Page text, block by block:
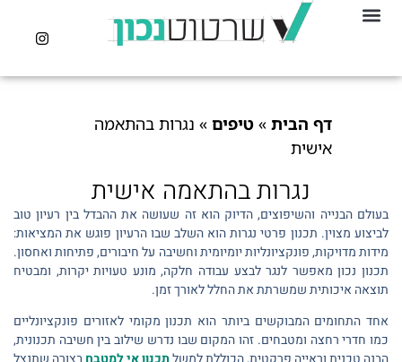
דף הבית» טיפים» נגרות בהתאמה
אישית
נגרות בהתאמה אישית
בעולם הבנייה והשיפוצים, הדיוק הוא זה שעושה את ההבדל בין רעיון טוב
לביצוע מצוין. תכנון פרטי נגרות הוא השלב שבו הרעיון פוגש את המציאות:
מידות מדויקות, פונקציונליות יומיומית וחשיבה על חיבורים, פתיחות ואחסון.
תכנון נכון מאפשר לנגר לבצע עבודה חלקה, מונע טעויות יקרות, ומבטיח
תוצאה איכותית שמשרתת את החלל לאורך זמן.
אחד התחומים המבוקשים ביותר הוא תכנון מקומי לאזורים פונקציונליים
כמו חדרי רחצה ומטבחים. זהו המקום שבו נדרש שילוב בין חשיבה תכנונית,